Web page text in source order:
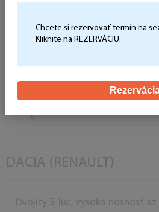
Počet dier:
Rozteč:
ET(nepovinné):
DACIA (RENAULT)
Dvojitý 5-lúč, vysoká nosnosť
Chcete si rezervovať termín na
Kliknite na REZERVÁCIU.